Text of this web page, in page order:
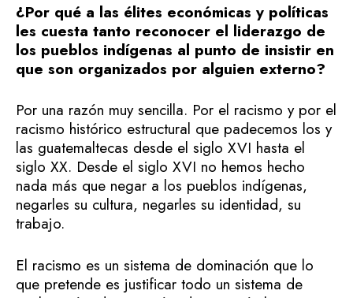
¿Por qué a las élites económicas y políticas
les cuesta tanto reconocer el liderazgo de
los pueblos indígenas al punto de insistir en
que son organizados por alguien externo?
Por una razón muy sencilla. Por el racismo y por el
racismo histórico estructural que padecemos los y
las guatemaltecas desde el siglo XVI hasta el
siglo XX. Desde el siglo XVI no hemos hecho
nada más que negar a los pueblos indígenas,
negarles su cultura, negarles su identidad, su
trabajo.
El racismo es un sistema de dominación que lo
que pretende es justificar todo un sistema de